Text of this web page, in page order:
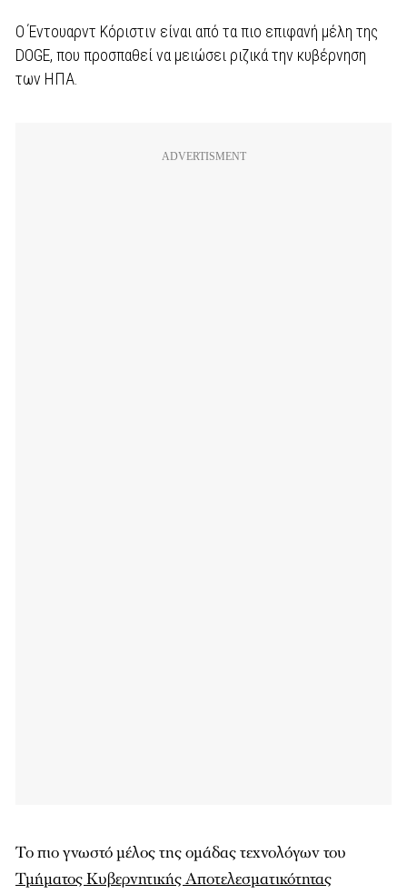
Ο Έντουαρντ Κόριστιν είναι από τα πιο επιφανή μέλη της
DOGE, που προσπαθεί να μειώσει ριζικά την κυβέρνηση
των ΗΠΑ.
Το πιο γνωστό μέλος της ομάδας τεχνολόγων του
Τμήματος Κυβερνητικής Αποτελεσματικότητας